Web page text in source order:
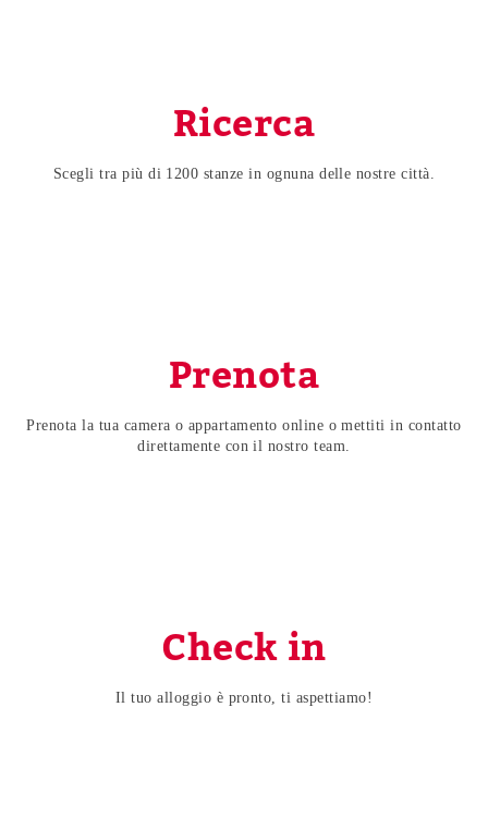
Ricerca
Scegli tra più di 1200 stanze in ognuna delle nostre città.
Prenota
Prenota la tua camera o appartamento online o mettiti in contatto
direttamente con il nostro team.
Check in
Il tuo alloggio è pronto, ti aspettiamo!